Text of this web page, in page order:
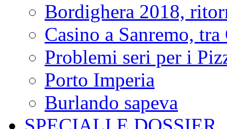
Bordighera 2018,
Casino a Sanremo,
Problemi seri per i
Porto Imperia
Burlando sapeva